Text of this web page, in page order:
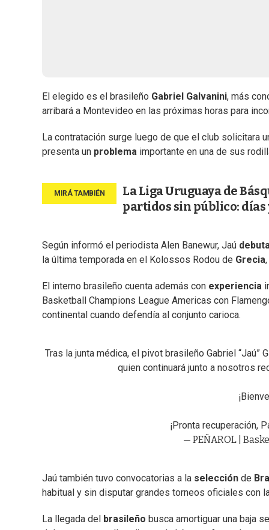
El elegido es el brasileño Gabriel Galvanini, más
arribará a Montevideo en las próximas horas para
La contratación surge luego de que el club solicitara
presenta un problema importante en una de sus
La Liga Uruguaya de
partidos sin público: días
Según informó el periodista Alen Banewur, Jaú
la última temporada en el Kolossos Rodou de Grecia
El interno brasileño cuenta además con experiencia
Basketball Champions League Americas con
continental cuando defendía al conjunto carioca.
Tras la junta médica, el pivot brasileño Gabriel
quien continuará junto a nosotros
¡Pronta recuperación,
— PEÑAROL |
Jaú también tuvo convocatorias a la selección de
habitual y sin disputar grandes torneos oficiales con
La llegada del brasileño busca amortiguar una baja